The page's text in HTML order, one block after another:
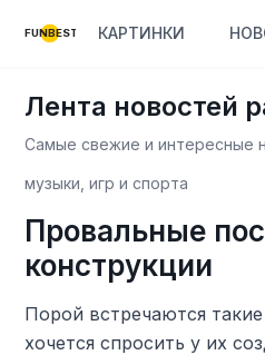
FUNBEST КАРТИНКИ
Лента новостей
Самые свежие и интересные
музыки, игр и спорта
Провальные
конструкции
Порой встречаются
хочется спросить у их